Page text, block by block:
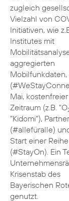
zugleich
Vielzahl von
Initiativen, wie
Institutes mit
aggregierten
Mai,
Zeitraum (z.B. "O
"Kidomi"),
(#allefüralle)
Start einer
(#StayOn). Ein
Krisenstab des
Bayerischen
genutzt.